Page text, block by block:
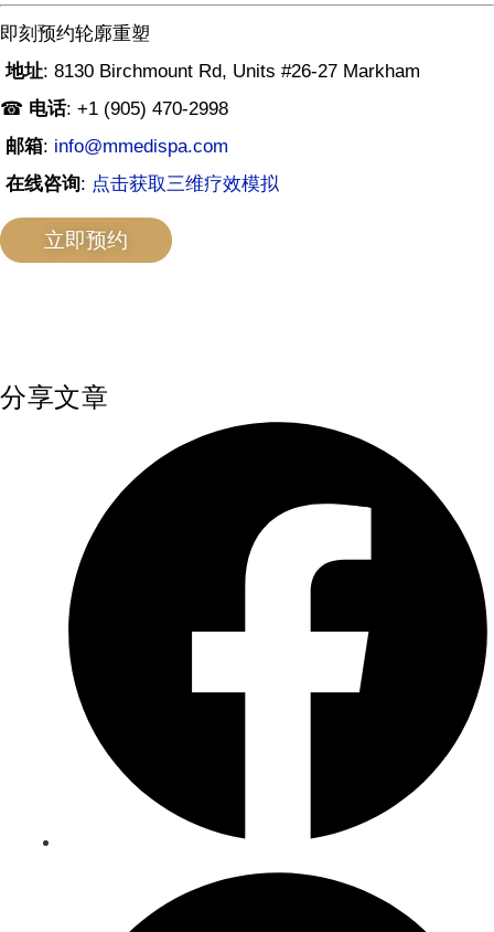
即刻预约轮廓重塑
地址: 8130 Birchmount Rd, Units #26-27 Markham
☎ 电话: +1 (905) 470-2998
邮箱: info@mmedispa.com
在线咨询: 点击获取三维疗效模拟
立即预约
分享文章